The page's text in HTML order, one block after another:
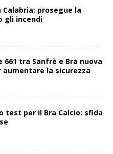
prosegue la
gli incendi
661 tra Sanfrè e Bra nuova
la sicurezza
test per il Bra Calcio: sfida